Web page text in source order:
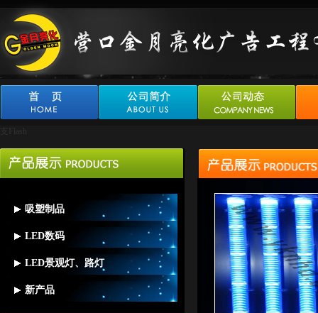
吸塑制品
吸塑灯箱
吸塑字
吸塑标识及异型
LED数码
LED外露字
数码管系列
LED景观灯、路灯
LED景观灯、路灯
新产品